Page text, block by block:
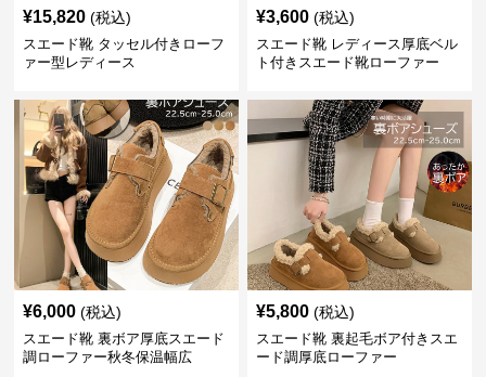
¥15,820 (税込)
スエード靴 タッセル付きローフ
ァー型レディース
¥3,600 (税込)
スエード靴 レディース厚底ベル
ト付きスエード靴ローファー
¥6,000 (税込)
スエード靴 裏ボア厚底スエード
調ローファー秋冬保温幅広
¥5,800 (税込)
スエード靴 裏起毛ボア付きスエ
ード調厚底ローファー